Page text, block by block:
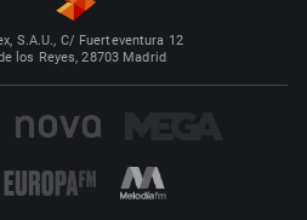
S.A.U., C/ Fuerteventura 12
los Reyes, 28703 Madrid